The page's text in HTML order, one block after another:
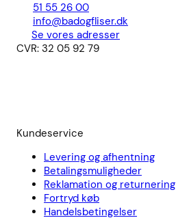
51 55 26 00
info@badogfliser.dk
Se vores adresser
CVR: 32 05 92 79
Kundeservice
Levering og afhentning
Betalingsmuligheder
Reklamation og returnering
Fortryd køb
Handelsbetingelser